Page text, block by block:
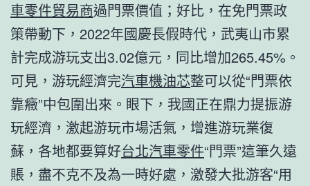
車零件貿易商過門票價值；好比，在免門票政
策帶動下，2022年國慶長假時代，武夷山市累
計完成游玩支出3.02億元，同比增加265.45%。
可見，游玩經濟完汽車機油芯整可以從“門票依
靠癥”中包圍出來。眼下，我國正在鼎力提振游
玩經濟，激起游玩市場活氣，增進游玩業復
蘇，各地都要算好台北汽車零件“門票”這筆久遠
賬，盡不克不及為一時好處，激發大批游客“用